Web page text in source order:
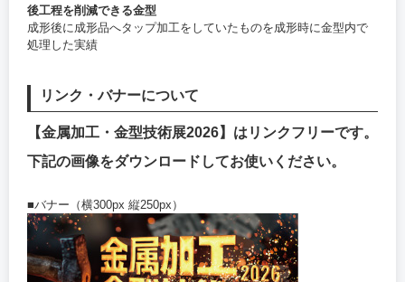
後工程を削減できる金型
成形後に成形品へタップ加工をしていたものを成形時に金型内で
処理した実績
リンク・バナーについて
【金属加工・金型技術展2026】はリンクフリーです。
下記の画像をダウンロードしてお使いください。
■バナー（横300px 縦250px）